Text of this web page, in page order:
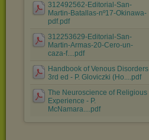
312492562-Editorial-San-
Martin-Batallas-nº17-Okinawa-
pdf.pdf
312253629-Editorial-San-
Martin-Armas-20-Cero-un-
caza-f....pdf
Handbook of Venous Disorders
3rd ed - P. Gloviczki (Ho....pdf
The Neuroscience of Religious
Experience - P.
McNamara....pdf